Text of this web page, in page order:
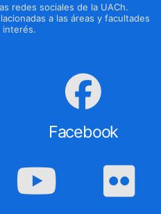
redes sociales de la UACh.
a las áreas y facultades
interés.
Facebook